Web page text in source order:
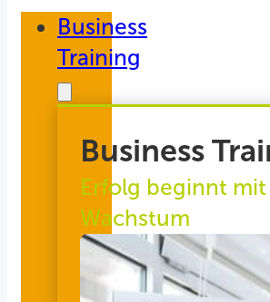
Business
Training
Business
Erfolg beginnt mit
Wachstum